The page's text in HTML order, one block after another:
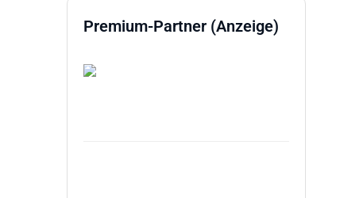
Premium-Partner (Anzeige)